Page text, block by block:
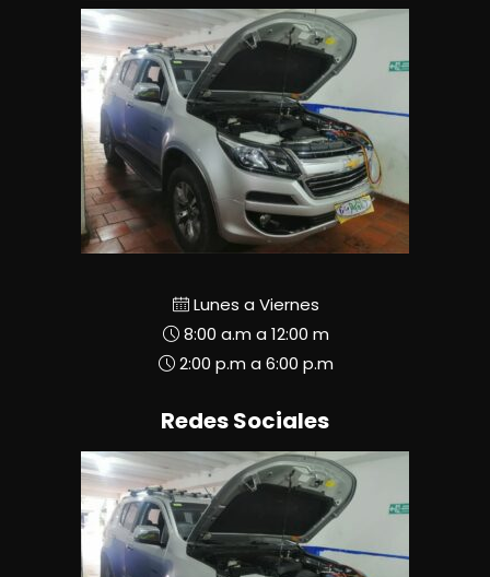
Lunes a Viernes
8:00 a.m a 12:00 m
2:00 p.m a 6:00 p.m
Redes Sociales